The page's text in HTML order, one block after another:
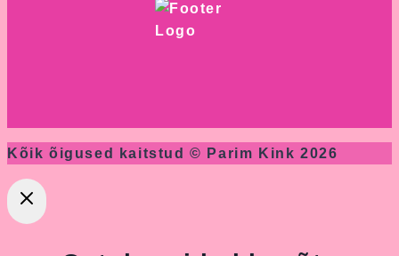
Kõik õigused kaitstud © Parim Kink 2026